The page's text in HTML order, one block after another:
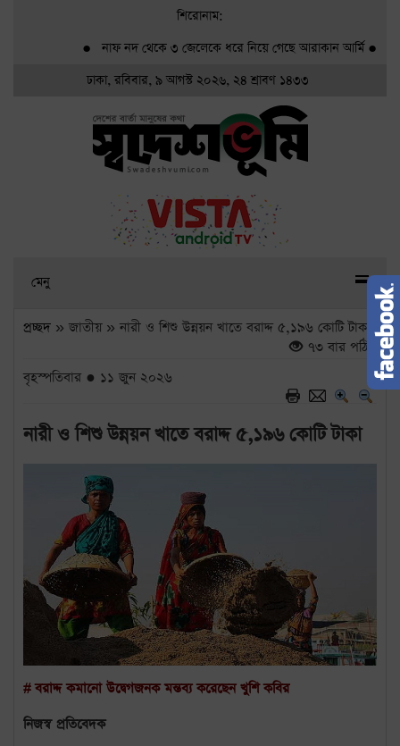
শিরোনাম:
নাফ নদ থেকে ৩ জেলেকে ধরে নিয়ে গেছে আরাকান আর্মি●
ঢাকা, রবিবার, ৯ আগস্ট ২০২৬, ২৪ শ্রাবণ ১৪৩৩
মেনু
প্রচ্ছদ » জাতীয় » নারী ও শিশু উন্নয়ন খাতে বরাদ্দ ৫,১৯৬ কোটি টাকা
৭৩ বার পঠিত
বৃহস্পতিবার ● ১১ জুন ২০২৬
নারী ও শিশু উন্নয়ন খাতে বরাদ্দ ৫,১৯৬ কোটি টাকা
# বরাদ্দ কমানো উদ্বেগজনক মন্তব্য করেছেন খুশি কবির
নিজস্ব প্রতিবেদক